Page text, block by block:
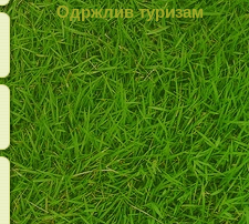
Одржлив туризам